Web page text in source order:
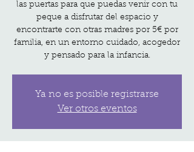
las puertas para que puedas venir con tu
peque a disfrutar del espacio y
encontrarte con otras madres por 5€ por
familia, en un entorno cuidado, acogedor
y pensado para la infancia.
Ya no es posible registrarse
Ver otros eventos